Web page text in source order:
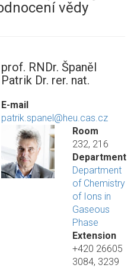
vědy
prof. RNDr. Španěl
Patrik Dr. rer. nat.
E-mail
patrik.spanel@heu.cas.cz
Room
232, 216
Department
Department
of Chemistry
of Ions in
Gaseous
Phase
Extension
+420 26605
3084, 3239